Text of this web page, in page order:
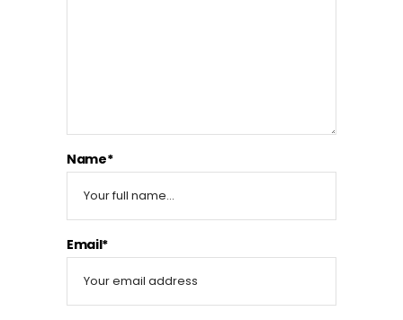
Name*
Email*